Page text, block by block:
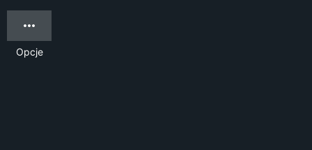
Opcje